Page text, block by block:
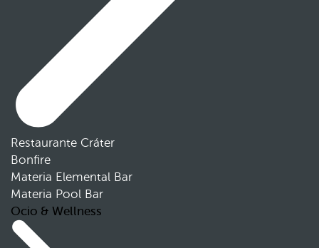
Restaurante Cráter
Bonfire
Materia Elemental Bar
Materia Pool Bar
Ocio & Wellness